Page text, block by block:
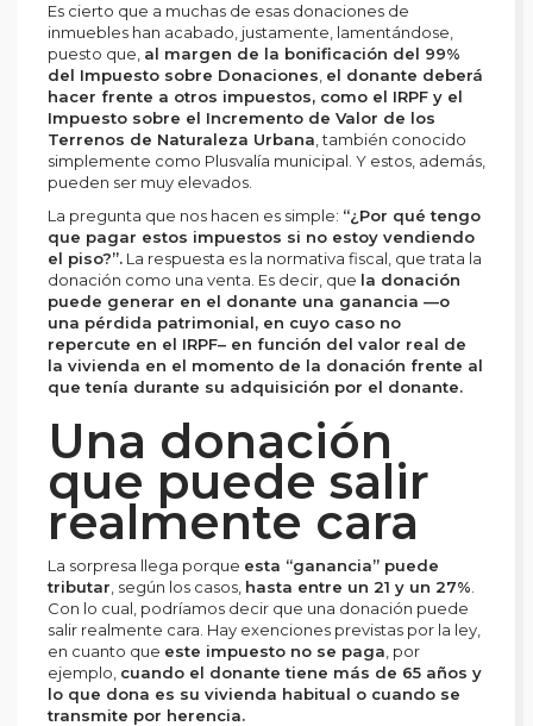
Es cierto que a muchas de esas donaciones de
inmuebles han acabado, justamente, lamentándose,
puesto que, al margen de la bonificación del 99%
del Impuesto sobre Donaciones, el donante deberá
hacer frente a otros impuestos, como el IRPF y el
Impuesto sobre el Incremento de Valor de los
Terrenos de Naturaleza Urbana, también conocido
simplemente como Plusvalía municipal. Y estos, además,
pueden ser muy elevados.
La pregunta que nos hacen es simple: “¿Por qué tengo
que pagar estos impuestos si no estoy vendiendo
el piso?”. La respuesta es la normativa fiscal, que trata la
donación como una venta. Es decir, que la donación
puede generar en el donante una ganancia —o
una pérdida patrimonial, en cuyo caso no
repercute en el IRPF– en función del valor real de
la vivienda en el momento de la donación frente al
que tenía durante su adquisición por el donante.
Una donación
que puede salir
realmente cara
La sorpresa llega porque esta “ganancia” puede
tributar, según los casos, hasta entre un 21 y un 27%.
Con lo cual, podríamos decir que una donación puede
salir realmente cara. Hay exenciones previstas por la ley,
en cuanto que este impuesto no se paga, por
ejemplo, cuando el donante tiene más de 65 años y
lo que dona es su vivienda habitual o cuando se
transmite por herencia.